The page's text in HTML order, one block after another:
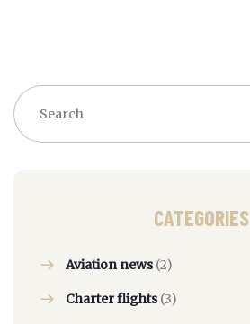
CATEGORIES
Aviation news(2)
Charter flights(3)